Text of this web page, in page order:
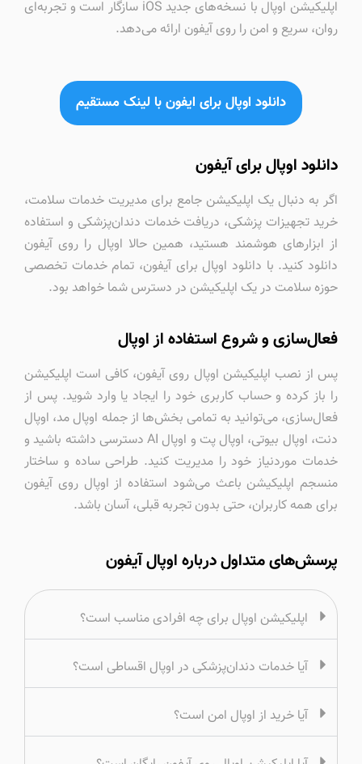
اپلیکیشن اوپال با نسخه‌های جدید iOS سازگار است و تجربه‌ای
روان، سریع و امن را روی آیفون ارائه می‌دهد.
دانلود اوپال برای ایفون با لینک مستقیم
دانلود اوپال برای آیفون
اگر به دنبال یک اپلیکیشن جامع برای مدیریت خدمات سلامت،
خرید تجهیزات پزشکی، دریافت خدمات دندان‌پزشکی و استفاده
از ابزارهای هوشمند هستید، همین حالا اوپال را روی آیفون
دانلود کنید. با دانلود اوپال برای آیفون، تمام خدمات تخصصی
حوزه سلامت در یک اپلیکیشن در دسترس شما خواهد بود.
فعال‌سازی و شروع استفاده از اوپال
پس از نصب اپلیکیشن اوپال روی آیفون، کافی است اپلیکیشن
را باز کرده و حساب کاربری خود را ایجاد یا وارد شوید. پس از
فعال‌سازی، می‌توانید به تمامی بخش‌ها از جمله اوپال مد، اوپال
دنت، اوپال بیوتی، اوپال پت و اوپال AI دسترسی داشته باشید و
خدمات موردنیاز خود را مدیریت کنید. طراحی ساده و ساختار
منسجم اپلیکیشن باعث می‌شود استفاده از اوپال روی آیفون
برای همه کاربران، حتی بدون تجربه قبلی، آسان باشد.
پرسش‌های متداول درباره اوپال آیفون
اپلیکیشن اوپال برای چه افرادی مناسب است؟
آیا خدمات دندان‌پزشکی در اوپال اقساطی است؟
آیا خرید از اوپال امن است؟